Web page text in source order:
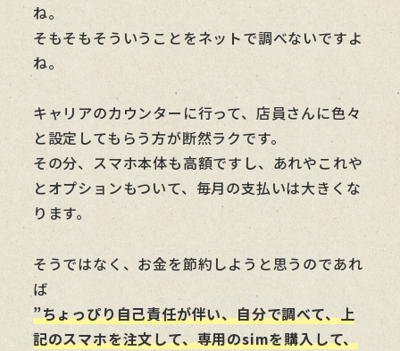
ね。
そもそもそういうことをネットで調べないですよ
ね。
キャリアのカウンターに行って、店員さんに色々
と設定してもらう方が断然ラクです。
その分、スマホ本体も高額ですし、あれやこれや
とオプションもついて、毎月の支払いは大きくな
ります。
そうではなく、お金を節約しようと思うのであれ
ば
”ちょっぴり自己責任が伴い、自分で調べて、上
記のスマホを注文して、専用のsimを購入して、